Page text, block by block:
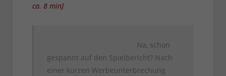
ca. 8 min]
Na, schon
gespannt auf den Spielbericht? Nach
einer kurzen Werbeunterbrechung